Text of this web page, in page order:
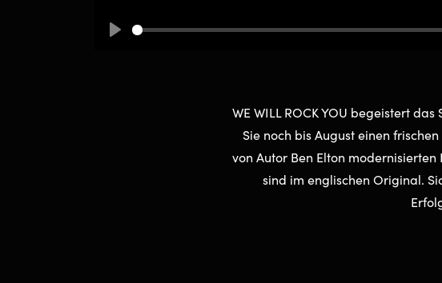
WE WILL ROCK YOU begeistert
Sie noch bis August einen
von Autor Ben Elton
sind im englischen Original.